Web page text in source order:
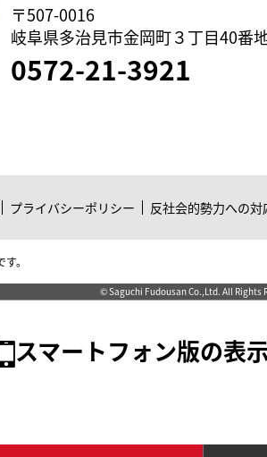
〒507-0016
岐阜県多治見市金岡町３丁目40番
0572-21-3921
プライバシーポリシー 反社会的勢力への対
。
© Saguchi Fudousan Co.,Ltd. All Rights
スマートフォン版の表